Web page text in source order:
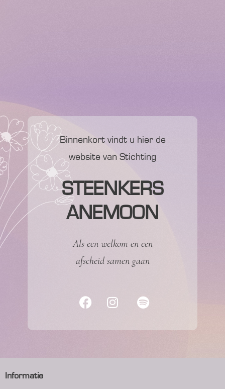
Binnenkort vindt u hier de
website van Stichting
STEENKERS
ANEMOON
Als een welkom en een
afscheid samen gaan
Informatie